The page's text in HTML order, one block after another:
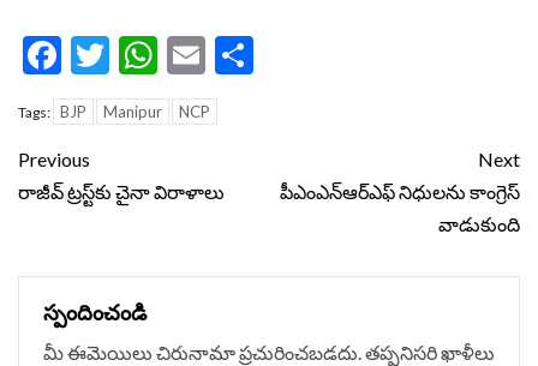
Facebook
Twitter
WhatsApp
Email
Tags: BJP Manipur NCP
Continue
Reading
Previous
రాజీవ్ ట్రస్ట్‌‌‌‌‌‌‌‌‌‌‌‌‌‌‌‌కు చైనా విరాళాలు
Next
పీఎంఎన్‌ఆర్‌ఎఫ్‌ నిధులను కాంగ్రెస్‌
వాడుకుంది
స్పందించండి
మీ ఈమెయిలు చిరునామా ప్రచురించబడదు.తప్పనిసరి ఖాళీలు